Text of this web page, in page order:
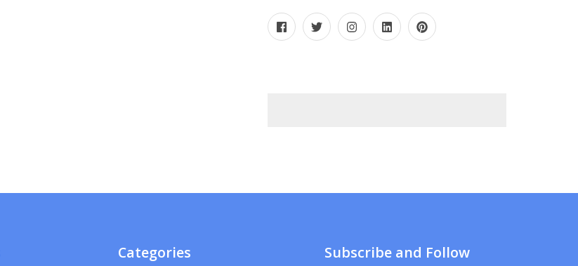
Categories Subscribe and Follow